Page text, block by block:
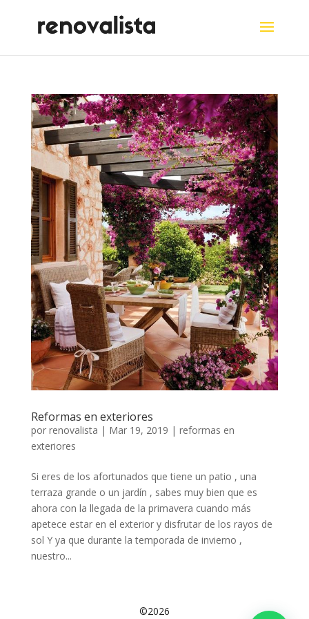
Reformas en exteriores
por renovalista | Mar 19, 2019 | reformas en
exteriores
Si eres de los afortunados que tiene un patio , una
terraza grande o un jardín , sabes muy bien que es
ahora con la llegada de la primavera cuando más
apetece estar en el exterior y disfrutar de los rayos de
sol Y ya que durante la temporada de invierno ,
nuestro...
©2026